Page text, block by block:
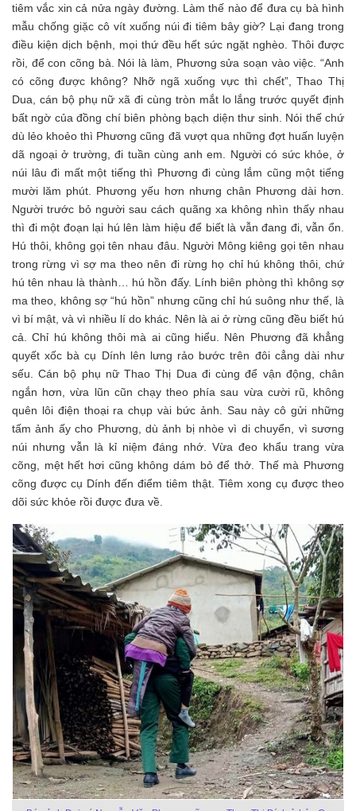
tiêm vắc xin cả nửa ngày đường. Làm thế nào để đưa cụ bà hình
mẫu chống giặc cô vít xuống núi đi tiêm bây giờ? Lại đang trong
điều kiện dịch bệnh, mọi thứ đều hết sức ngặt nghèo. Thôi được
rồi, để con cõng bà. Nói là làm, Phương sửa soạn vào việc. “Anh
có cõng được không? Nhỡ ngã xuống vực thì chết”, Thao Thị
Dua, cán bộ phụ nữ xã đi cùng tròn mắt lo lắng trước quyết định
bất ngờ của đồng chí biên phòng bạch diện thư sinh. Nói thế chứ
dù lẻo khoẻo thì Phương cũng đã vượt qua những đợt huấn luyện
dã ngoại ở trường, đi tuần cùng anh em. Người có sức khỏe, ở
núi lâu đi mất một tiếng thì Phương đi cùng lắm cũng một tiếng
mười lăm phút. Phương yếu hơn nhưng chân Phương dài hơn.
Người trước bỏ người sau cách quãng xa không nhìn thấy nhau
thì đi một đoạn lại hú lên làm hiệu để biết là vẫn đang đi, vẫn ổn.
Hú thôi, không gọi tên nhau đâu. Người Mông kiêng gọi tên nhau
trong rừng vì sợ ma theo nên đi rừng họ chỉ hú không thôi, chứ
hú tên nhau là thành… hú hồn đấy. Lính biên phòng thì không sợ
ma theo, không sợ “hú hồn” nhưng cũng chỉ hú suông như thế, là
vì bí mật, và vì nhiều lí do khác. Nên là ai ở rừng cũng đều biết hú
cả. Chỉ hú không thôi mà ai cũng hiểu. Nên Phương đã khẳng
quyết xốc bà cụ Dính lên lưng rảo bước trên đôi cẳng dài như
sếu. Cán bộ phụ nữ Thao Thị Dua đi cùng để vận động, chân
ngắn hơn, vừa lũn cũn chạy theo phía sau vừa cười rũ, không
quên lôi điện thoại ra chụp vài bức ảnh. Sau này cô gửi những
tấm ảnh ấy cho Phương, dù ảnh bị nhòe vì di chuyển, vì sương
núi nhưng vẫn là kỉ niệm đáng nhớ. Vừa đeo khẩu trang vừa
cõng, mệt hết hơi cũng không dám bỏ để thở. Thế mà Phương
cõng được cụ Dính đến điểm tiêm thật. Tiêm xong cụ được theo
dõi sức khỏe rồi được đưa về.